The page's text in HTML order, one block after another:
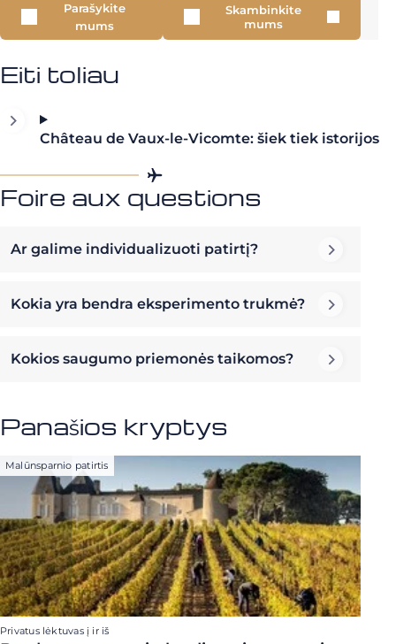
Parašykite
mums
Skambinkite
mums
Eiti toliau
Château de Vaux-le-Vicomte: šiek tiek istorijos
Foire aux questions
Ar galime individualizuoti patirtį?
Kokia yra bendra eksperimento trukmė?
Kokios saugumo priemonės taikomos?
Panašios kryptys
Malūnsparnio patirtis
Privatus lėktuvas į ir iš